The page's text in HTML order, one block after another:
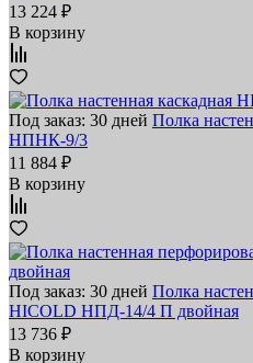
13 224 ₽
В корзину
Под заказ: 30 дней Полка
НПНК-9/3
11 884 ₽
В корзину
Под заказ: 30 дней Полка
HICOLD НПД-14/4 П двойная
13 736 ₽
В корзину